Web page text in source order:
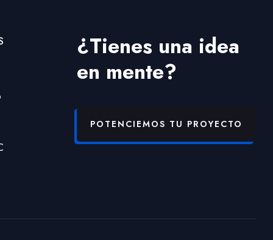
¿Tienes una idea
en mente?
POTENCIEMOS TU PROYECTO